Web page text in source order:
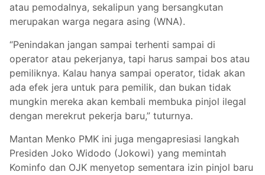
atau pemodalnya, sekalipun yang bersangkutan
merupakan warga negara asing (WNA).
“Penindakan jangan sampai terhenti sampai di
operator atau pekerjanya, tapi harus sampai bos atau
pemiliknya. Kalau hanya sampai operator, tidak akan
ada efek jera untuk para pemilik, dan bukan tidak
mungkin mereka akan kembali membuka pinjol ilegal
dengan merekrut pekerja baru,” tuturnya.
Mantan Menko PMK ini juga mengapresiasi langkah
Presiden Joko Widodo (Jokowi) yang memintah
Kominfo dan OJK menyetop sementara izin pinjol baru